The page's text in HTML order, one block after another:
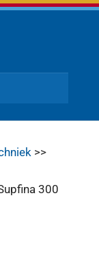
>>
300